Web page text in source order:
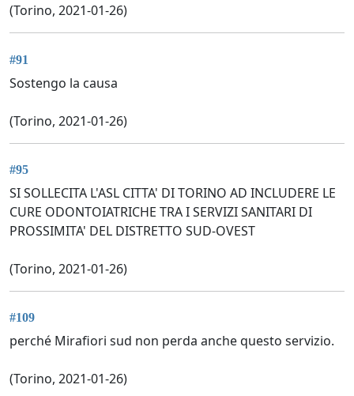
(Torino, 2021-01-26)
#91
Sostengo la causa
(Torino, 2021-01-26)
#95
SI SOLLECITA L'ASL CITTA' DI TORINO AD INCLUDERE LE
CURE ODONTOIATRICHE TRA I SERVIZI SANITARI DI
PROSSIMITA' DEL DISTRETTO SUD-OVEST
(Torino, 2021-01-26)
#109
perché Mirafiori sud non perda anche questo servizio.
(Torino, 2021-01-26)